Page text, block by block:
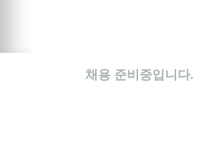
채용 준비중입니다.